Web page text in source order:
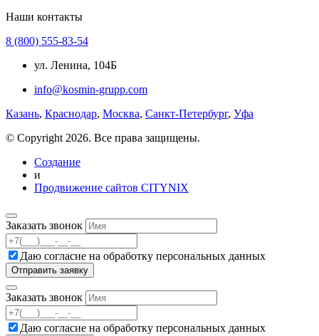
Наши контакты
8 (800) 555-83-54
ул. Ленина, 104Б
info@kosmin-grupp.com
Казань, Краснодар, Москва, Санкт-Петербург, Уфа
© Copyright 2026. Все права защищены.
Создание
и
Продвижение сайтов CITYNIX
Заказать звонок
Даю согласие на обработку персональных данных
Заказать звонок
Даю согласие на обработку персональных данных